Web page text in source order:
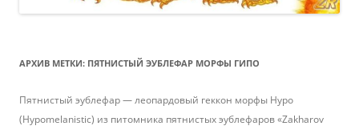
АРХИВ МЕТКИ: ПЯТНИСТЫЙ ЭУБЛЕФАР МОРФЫ ГИПО
Пятнистый эублефар — леопардовый геккон морфы Hypo
(Hypomelanistic) из питомника пятнистых эублефаров «Zakharov